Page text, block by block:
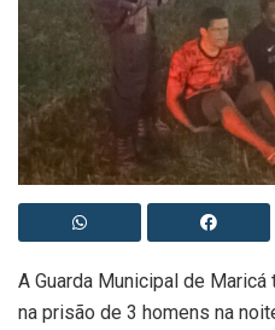
A Guarda Municipal de
na prisão de 3 homens na